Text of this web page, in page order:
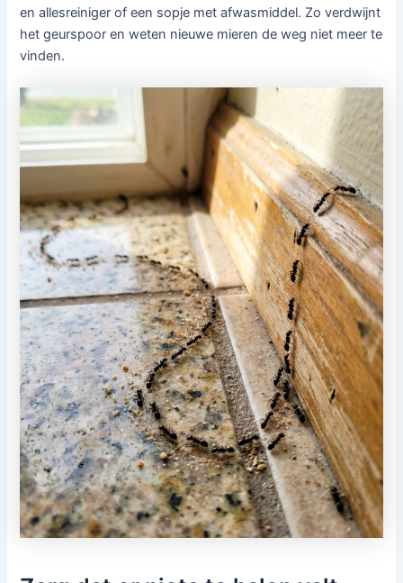
en allesreiniger of een sopje met afwasmiddel. Zo verdwijnt
het geurspoor en weten nieuwe mieren de weg niet meer te
vinden.